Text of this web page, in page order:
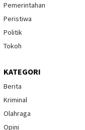
Pemerintahan
Peristiwa
Politik
Tokoh
KATEGORI
Berita
Kriminal
Olahraga
Opini